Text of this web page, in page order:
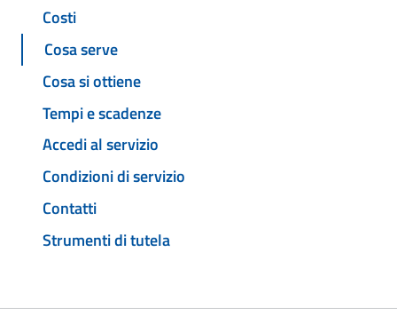
Costi
Cosa serve
Cosa si ottiene
Tempi e scadenze
Accedi al servizio
Condizioni di servizio
Contatti
Strumenti di tutela